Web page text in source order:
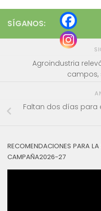
SÍGANOS:
Agroindustria
campos,
Faltan dos días para
RECOMENDACIONES PARA
CAMPAÑA2026-27